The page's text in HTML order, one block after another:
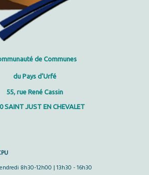
de Communes
du Pays d’Urfé
55, rue René Cassin
SAINT JUST EN CHEVALET
8h30-12h00 | 13h30 - 16h30